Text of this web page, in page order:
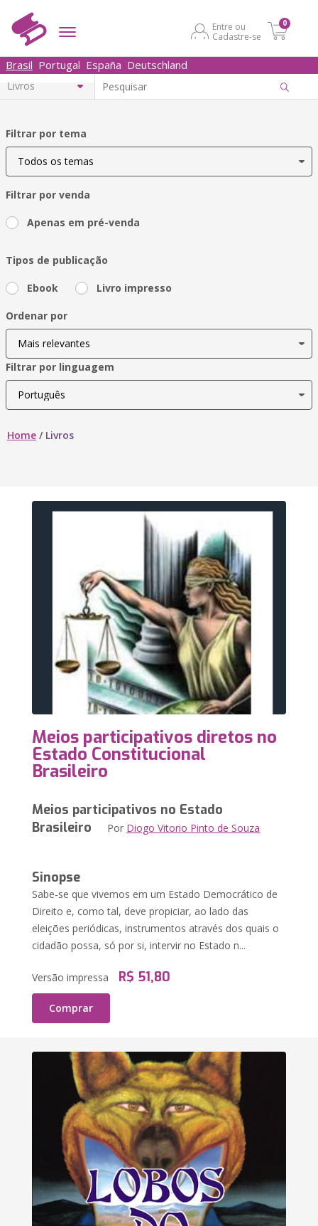
Entre ou
Cadastre-se
0
Brasil Portugal España Deutschland
Filtrar por tema
Filtrar por venda
Apenas em pré-venda
Tipos de publicação
Ebook Livro impresso
Ordenar por
Filtrar por linguagem
Home / Livros
Meios participativos diretos no
Estado Constitucional
Brasileiro
Meios participativos no Estado
Brasileiro Por Diogo Vitorio Pinto de Souza
Sinopse
Sabe-se que vivemos em um Estado Democrático de
Direito e, como tal, deve propiciar, ao lado das
eleições periódicas, instrumentos através dos quais o
cidadão possa, só por si, intervir no Estado n...
Versão impressa R$ 51,80
Comprar